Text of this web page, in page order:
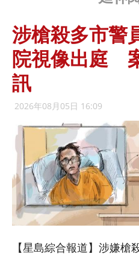
涉槍殺多市警
院視像出庭
訊
2026年08月05日 16:09
【星島綜合報道】涉嫌槍